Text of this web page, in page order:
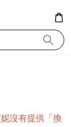
沒有提供「換